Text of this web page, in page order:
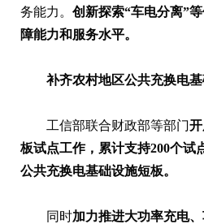
务能力。 创新探索“车电分离”
障能力和服务水平。
补齐农村地区公共充换电
工信部联合财政部等部门
板试点工作，累计支持200个试
公共充换电基础设施短板。
同时加力推进大功率充电